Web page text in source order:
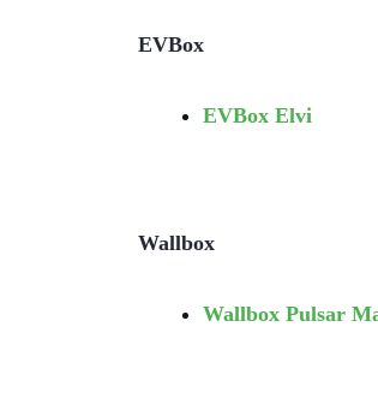
EVBox
EVBox Elvi
Wallbox
Wallbox Pulsar